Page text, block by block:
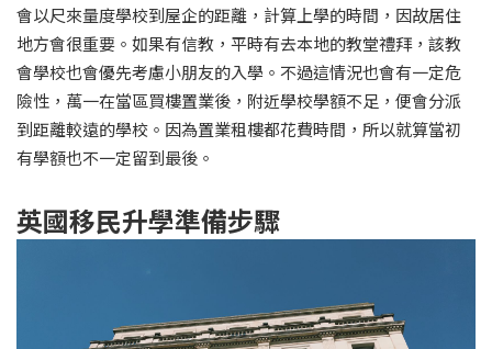
會以尺來量度學校到屋企的距離，計算上學的時間，因故居住
地方會很重要。如果有信教，平時有去本地的教堂禮拜，該教
會學校也會優先考慮小朋友的入學。不過這情況也會有一定危
險性，萬一在當區買樓置業後，附近學校學額不足，便會分派
到距離較遠的學校。因為置業租樓都花費時間，所以就算當初
有學額也不一定留到最後。
英國移民升學準備步驟